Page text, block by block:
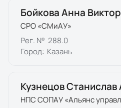
Бойкова Анна
СРО «СМиАУ»
Рег. № 288.0
Город: Казань
Кузнецов
НПС СОПАУ «Альянс